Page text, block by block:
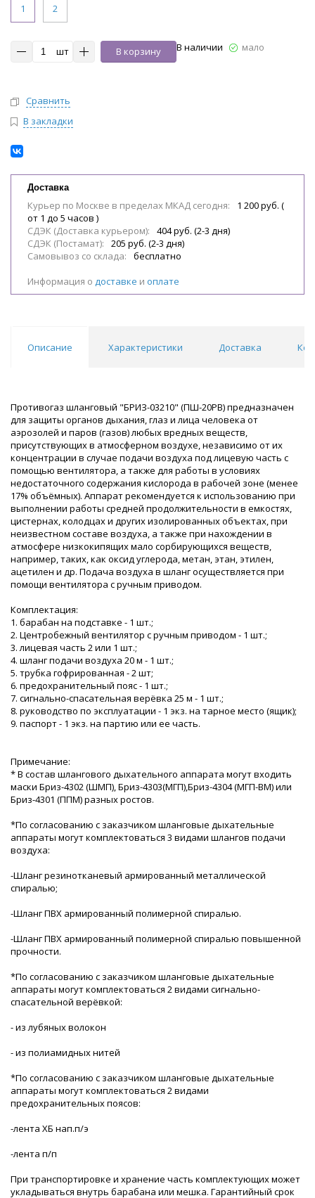
1
2
шт В корзину В наличии мало
Сравнить
В закладки
Доставка
Курьер по Москве в пределах МКАД сегодня:
1 200 руб. (
от 1 до 5 часов )
СДЭК (Доставка курьером):
404 руб. (2-3 дня)
СДЭК (Постамат):
205 руб. (2-3 дня)
Самовывоз со склада:
бесплатно
Информация о доставке и оплате
Описание Характеристики Доставка
Противогаз шланговый "БРИЗ-03210" (ПШ-20РВ) предназначен
для защиты органов дыхания, глаз и лица человека от
аэрозолей и паров (газов) любых вредных веществ,
присутствующих в атмосферном воздухе, независимо от их
концентрации в случае подачи воздуха под лицевую часть с
помощью вентилятора, а также для работы в условиях
недостаточного содержания кислорода в рабочей зоне (менее
17% объёмных). Аппарат рекомендуется к использованию при
выполнении работы средней продолжительности в емкостях,
цистернах, колодцах и других изолированных объектах, при
неизвестном составе воздуха, а также при нахождении в
атмосфере низкокипящих мало сорбирующихся веществ,
например, таких, как оксид углерода, метан, этан, этилен,
ацетилен и др. Подача воздуха в шланг осуществляется при
помощи вентилятора с ручным приводом.
Комплектация:
1. барабан на подставке - 1 шт.;
2. Центробежный вентилятор с ручным приводом - 1 шт.;
3. лицевая часть 2 или 1 шт.;
4. шланг подачи воздуха 20 м - 1 шт.;
5. трубка гофрированная - 2 шт;
6. предохранительный пояс - 1 шт.;
7. сигнально-спасательная верёвка 25 м - 1 шт.;
8. руководство по эксплуатации - 1 экз. на тарное место (ящик);
9. паспорт - 1 экз. на партию или ее часть.
Примечание:
* В состав шлангового дыхательного аппарата могут входить
маски Бриз-4302 (ШМП), Бриз-4303(МГП),Бриз-4304 (МГП-ВМ) или
Бриз-4301 (ППМ) разных ростов.
*По согласованию с заказчиком шланговые дыхательные
аппараты могут комплектоваться 3 видами шлангов подачи
воздуха:
-Шланг резинотканевый армированный металлической
спиралью;
-Шланг ПВХ армированный полимерной спиралью.
-Шланг ПВХ армированный полимерной спиралью повышенной
прочности.
*По согласованию с заказчиком шланговые дыхательные
аппараты могут комплектоваться 2 видами сигнально-
спасательной верёвкой:
- из лубяных волокон
- из полиамидных нитей
*По согласованию с заказчиком шланговые дыхательные
аппараты могут комплектоваться 2 видами
предохранительных поясов:
-лента ХБ нап.п/э
-лента п/п
При транспортировке и хранение часть комплектующих может
укладываться внутрь барабана или мешка. Гарантийный срок